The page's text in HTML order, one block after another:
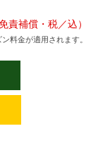
らではの官能的な
す。 ボディ
感と洗練を併せ
放ちます。 グラ
その精悍さをさ
責補償・税／込）
料金が適用されます。